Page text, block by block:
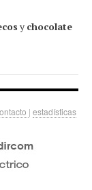
y chocolate
| estadísticas